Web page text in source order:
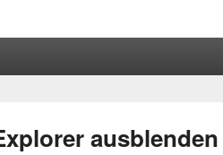
ausblenden